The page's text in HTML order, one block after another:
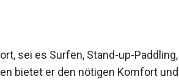
sei es Surfen, Stand-up-Paddling,
bietet er den nötigen Komfort und